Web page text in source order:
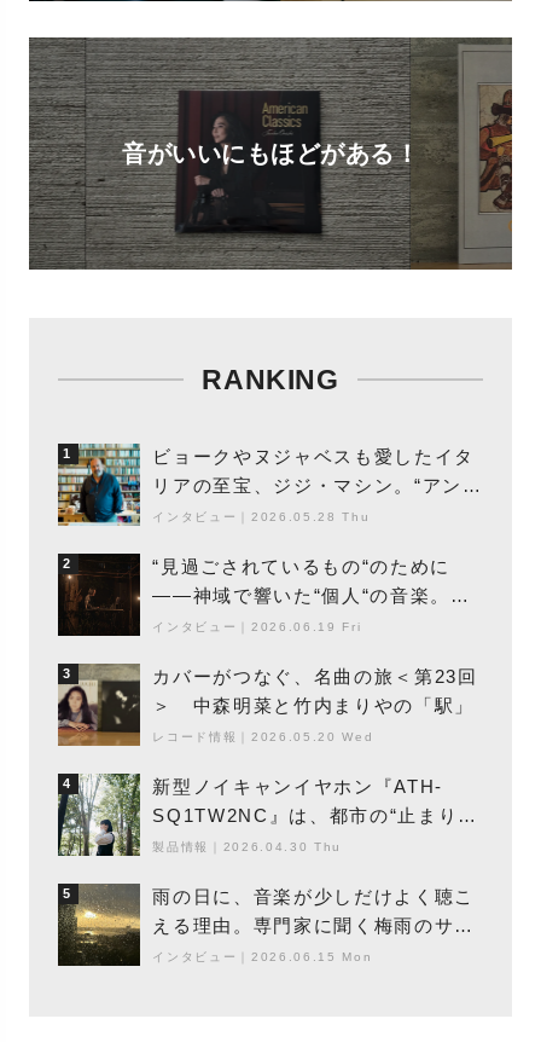
音がいいにもほどがある！
RANKING
1
ビョークやヌジャベスも愛したイタ
リアの至宝、ジジ・マシン。“アンビ
エントの巨匠”が明かす創作の原点
インタビュー 2026.05.28 Thu
2
“見過ごされているもの“のために
――神域で響いた“個人“の音楽。冥
丁の『赤城 夜神楽』をレポート
インタビュー 2026.06.19 Fri
3
カバーがつなぐ、名曲の旅＜第23回
＞ 中森明菜と竹内まりやの「駅」
レコード情報 2026.05.20 Wed
4
新型ノイキャンイヤホン『ATH-
SQ1TW2NC』は、都市の“止まり
木”になり得るーシンガーソングライ
製品情報 2026.04.30 Thu
5
雨の日に、音楽が少しだけよく聴こ
える理由。専門家に聞く梅雨のサウ
ンドスケープ
インタビュー 2026.06.15 Mon